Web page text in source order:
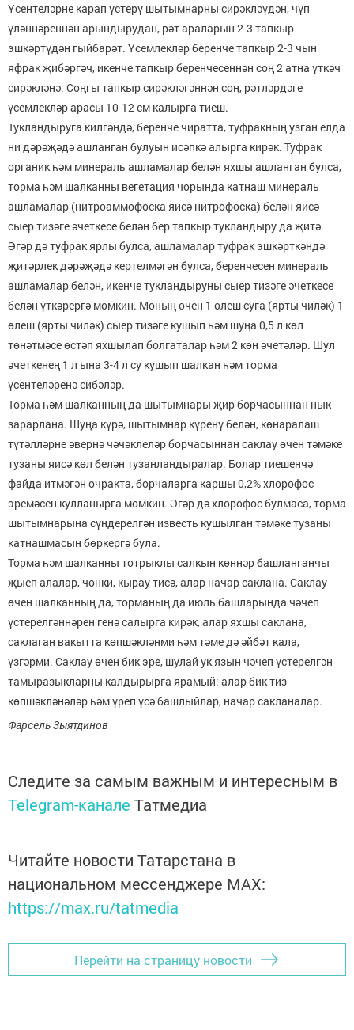
Үсентеләрне карап үстерү шытымнарны сирәкләүдән, чүп
үләннәреннән арындырудан, рәт араларын 2-3 тап­кыр
эшкәртүдән гыйбарәт. Үсемлекләр беренче тапкыр 2-3 чын
яфрак җибәргәч, икенче тапкыр беренчесеннән соң 2 атна үткәч
сирәкләнә. Соңгы тапкыр сирәкләгән­нән соң, рәтләрдәге
үсемлекләр арасы 10-12 см калырга тиеш.
Тукландыруга килгәндә, беренче чиратта, туфракның узган елда
ни дәрәҗәдә ашланган булуын исәпкә алырга кирәк. Туфрак
органик һәм минераль ашламалар белән яхшы ашланган булса,
торма һәм шалканны вегетация чорында катнаш минераль
ашламалар (нитроаммофоска яисә нитрофоска) белән яисә
сыер тизәге әчеткесе белән бер тапкыр тукландыру да җитә.
Әгәр дә туфрак ярлы булса, ашламалар туфрак эшкәрткәндә
җитәрлек дәрә­җәдә кертелмәгән булса, беренчесен минераль
ашлама­лар белән, икенче тукландыруны сыер тизәге әчеткесе
белән үткәрергә мөмкин. Моның өчен 1 өлеш суга (ярты чиләк) 1
өлеш (ярты чиләк) сыер тизәге кушып һәм шу­ңа 0,5 л көл
төнәтмәсе өстәп яхшылап болгаталар һәм 2 көн әчетәләр. Шул
әчеткенең 1 л ына 3-4 л су кушып шалкан һәм торма
үсентеләренә сибәләр.
Торма һәм шалканның да шытымнары җир борчасын­нан нык
зарарлана. Шуңа күрә, шытымнар күренү бе­лән, көнаралаш
түтәлләрне әвернә чәчәклеләр борчасын­нан саклау өчен тәмәке
тузаны яисә көл белән тузанланды­ралар. Болар тиешенчә
файда итмәгән очракта, борча­ларга каршы 0,2% хлорофос
эремәсен кулланырга мөм­кин. Әгәр дә хлорофос булмаса, торма
шытымнарына сүн­дерелгән известь кушылган тәмәке тузаны
катнашмасын бөркергә була.
Торма һәм шалканны тотрыклы салкын көннәр баш­ланганчы
җыеп алалар, чөнки, кырау тисә, алар начар саклана. Саклау
өчен шалканның да, торманың да июль башларында чәчеп
үстерелгәннәрен генә салырга кирәк, алар яхшы саклана,
саклаган вакытта көпшәкләнми һәм тәме дә әйбәт кала,
үзгәрми. Саклау өчен бик эре, шулай ук язын чәчеп үстерелгән
тамыразыкларны калдырырга ярамый: алар бик тиз
көпшәкләнәләр һәм үреп үсә баш­лыйлар, начар сакланалар.
Фарсель Зыятдинов
Следите за самым важным и интересным в
Telegram-канале Татмедиа
Читайте новости Татарстана в
национальном мессенджере MАХ:
https://max.ru/tatmedia
Перейти на страницу новости